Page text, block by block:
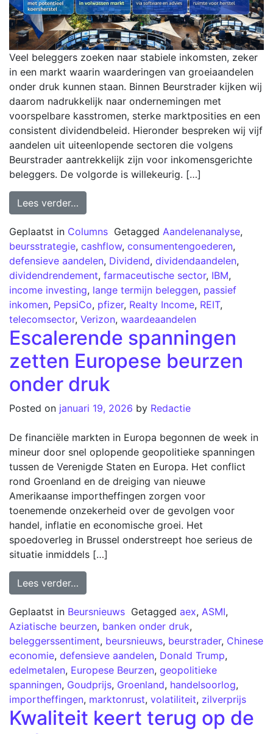
Veel beleggers zoeken naar stabiele inkomsten, zeker
in een markt waarin waarderingen van groeiaandelen
onder druk kunnen staan. Binnen Beurstrader kijken wij
daarom nadrukkelijk naar ondernemingen met
voorspelbare kasstromen, sterke marktposities en een
consistent dividendbeleid. Hieronder bespreken wij vijf
aandelen uit uiteenlopende sectoren die volgens
Beurstrader aantrekkelijk zijn voor inkomensgerichte
beleggers. De volgorde is willekeurig. […]
Lees verder…
Geplaatst in Columns Getagged Aandelenanalyse,
beursstrategie, cashflow, consumentengoederen,
defensieve aandelen, Dividend, dividendaandelen,
dividendrendement, farmaceutische sector, IBM,
income investing, lange termijn beleggen, passief
inkomen, PepsiCo, pfizer, Realty Income, REIT,
telecomsector, Verizon, waardeaandelen
Escalerende spanningen
zetten Europese beurzen
onder druk
Posted on januari 19, 2026 by Redactie
De financiële markten in Europa begonnen de week in
mineur door snel oplopende geopolitieke spanningen
tussen de Verenigde Staten en Europa. Het conflict
rond Groenland en de dreiging van nieuwe
Amerikaanse importheffingen zorgen voor
toenemende onzekerheid over de gevolgen voor
handel, inflatie en economische groei. Het
spoedoverleg in Brussel onderstreept hoe serieus de
situatie inmiddels […]
Lees verder…
Geplaatst in Beursnieuws Getagged aex, ASMI,
Aziatische beurzen, banken onder druk,
beleggerssentiment, beursnieuws, beurstrader, Chinese
economie, defensieve aandelen, Donald Trump,
edelmetalen, Europese Beurzen, geopolitieke
spanningen, Goudprijs, Groenland, handelsoorlog,
importheffingen, marktonrust, volatiliteit, zilverprijs
Kwaliteit keert terug op de